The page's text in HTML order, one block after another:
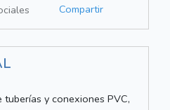
Compartir
y conexiones PVC,